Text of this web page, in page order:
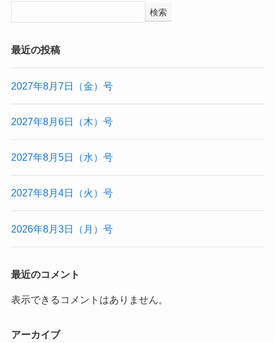
検索
最近の投稿
2027年8月7日（金）号
2027年8月6日（木）号
2027年8月5日（水）号
2027年8月4日（火）号
2026年8月3日（月）号
最近のコメント
表示できるコメントはありません。
アーカイブ